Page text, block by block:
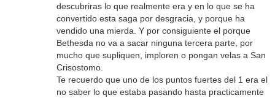
descubriras lo que realmente era y en lo que se ha
convertido esta saga por desgracia, y porque ha
vendido una mierda. Y por consiguiente el porque
Bethesda no va a sacar ninguna tercera parte, por
mucho que supliquen, imploren o pongan velas a San
Crisostomo.
Te recuerdo que uno de los puntos fuertes del 1 era el
no saber lo que estaba pasando hasta practicamente